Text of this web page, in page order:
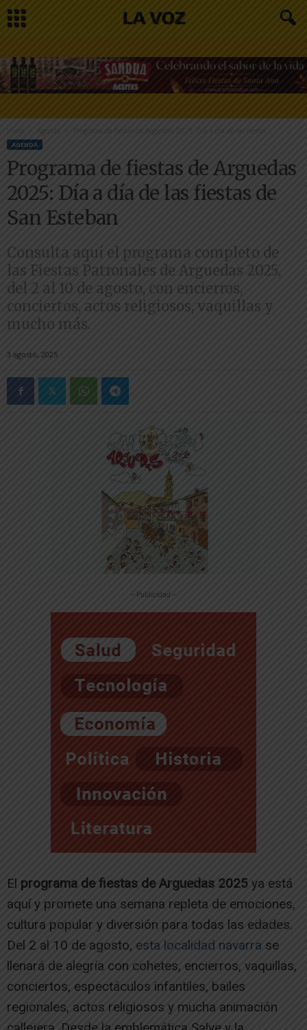
Inicio Agenda Programa de fiestas de Arguedas 2025: Día a día de las fiestas...
AGENDA
Programa de fiestas de Arguedas
2025: Día a día de las fiestas de
San Esteban
Consulta aquí el programa completo de
las Fiestas Patronales de Arguedas 2025,
del 2 al 10 de agosto, con encierros,
conciertos, actos religiosos, vaquillas y
mucho más.
3 agosto, 2025
-- Publicidad --
El programa de fiestas de Arguedas 2025 ya está
aquí y promete una semana repleta de emociones,
cultura popular y diversión para todas las edades.
Del 2 al 10 de agosto, esta localidad navarra se
llenará de alegría con cohetes, encierros, vaquillas,
conciertos, espectáculos infantiles, bailes
regionales, actos religiosos y mucha animación